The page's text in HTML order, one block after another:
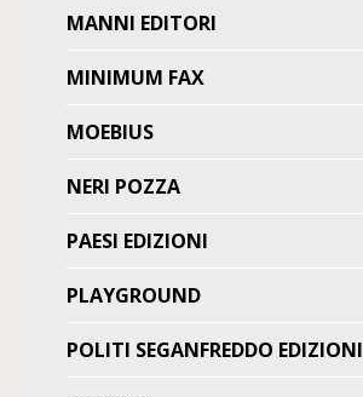
MANNI EDITORI
MINIMUM FAX
MOEBIUS
NERI POZZA
PAESI EDIZIONI
PLAYGROUND
POLITI SEGANFREDDO EDIZIONI